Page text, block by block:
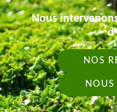
Nous
NOS
NOUS